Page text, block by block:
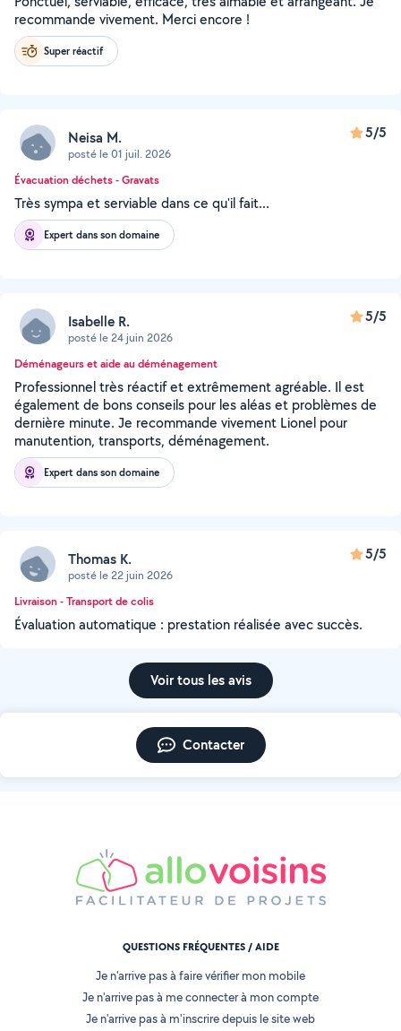
recommande vivement. Merci encore !
Super réactif
Neisa M.
posté le 01 juil. 2026
5/5
Évacuation déchets - Gravats
Très sympa et serviable dans ce qu'il fait...
Expert dans son domaine
Isabelle R.
posté le 24 juin 2026
5/5
Déménageurs et aide au déménagement
Professionnel très réactif et extrêmement agréable. Il est
également de bons conseils pour les aléas et problèmes de
dernière minute. Je recommande vivement Lionel pour
manutention, transports, déménagement.
Expert dans son domaine
Thomas K.
posté le 22 juin 2026
5/5
Livraison - Transport de colis
Évaluation automatique : prestation réalisée avec succès.
Voir tous les avis
Contacter
QUESTIONS FRÉQUENTES / AIDE
Je n'arrive pas à faire vérifier mon mobile
Je n'arrive pas à me connecter à mon compte
Je n'arrive pas à m'inscrire depuis le site web